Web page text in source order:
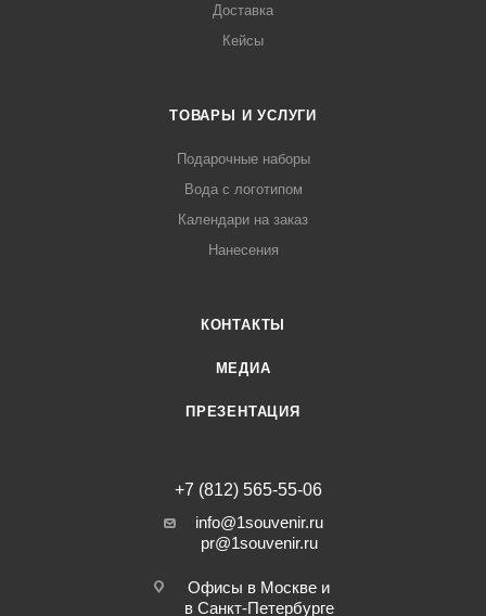
Доставка
Кейсы
ТОВАРЫ И УСЛУГИ
Подарочные наборы
Вода с логотипом
Календари на заказ
Нанесения
КОНТАКТЫ
МЕДИА
ПРЕЗЕНТАЦИЯ
+7 (812) 565-55-06
info@1souvenir.ru
pr@1souvenir.ru
Офисы в Москве и
в Санкт-Петербурге